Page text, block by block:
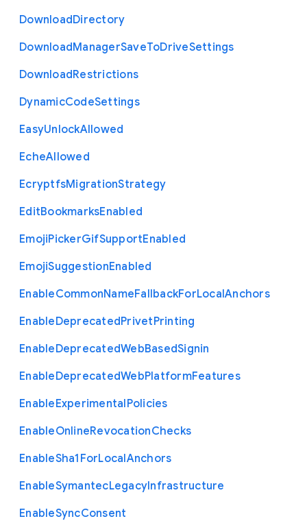
DownloadDirectory
DownloadManagerSaveToDriveSettings
DownloadRestrictions
DynamicCodeSettings
EasyUnlockAllowed
EcheAllowed
EcryptfsMigrationStrategy
EditBookmarksEnabled
EmojiPickerGifSupportEnabled
EmojiSuggestionEnabled
EnableCommonNameFallbackForLocalAnchors
EnableDeprecatedPrivetPrinting
EnableDeprecatedWebBasedSignin
EnableDeprecatedWebPlatformFeatures
EnableExperimentalPolicies
EnableOnlineRevocationChecks
EnableSha1 ForLocalAnchors
EnableSymantecLegacyInfrastructure
EnableSyncConsent